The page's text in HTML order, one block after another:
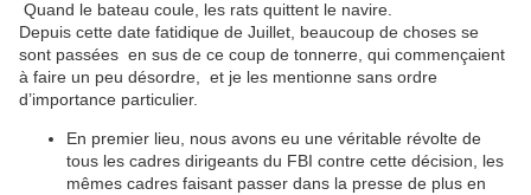
Quand le bateau coule, les rats quittent le navire.
Depuis cette date fatidique de Juillet, beaucoup de choses se
sont passées en sus de ce coup de tonnerre, qui commençaient
à faire un peu désordre, et je les mentionne sans ordre
d’importance particulier.
En premier lieu, nous avons eu une véritable révolte de
tous les cadres dirigeants du FBI contre cette décision, les
mêmes cadres faisant passer dans la presse de plus en